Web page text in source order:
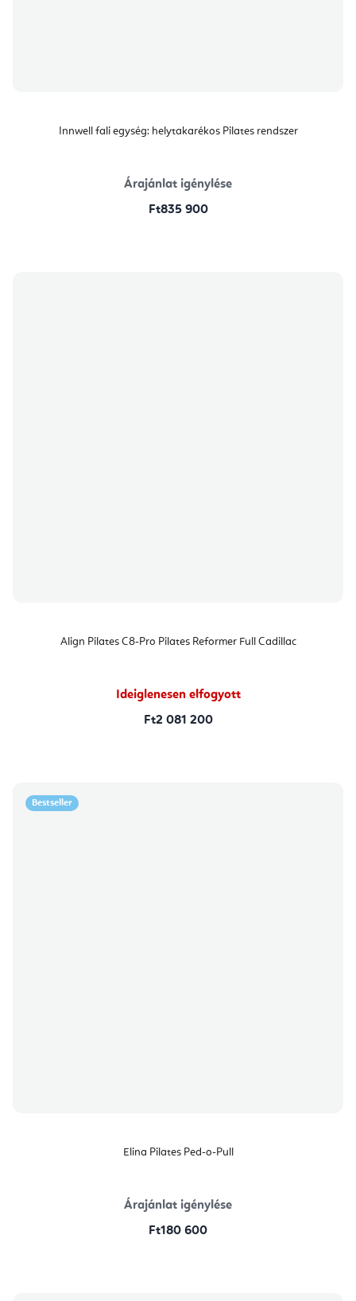
Innwell fali egység: helytakarékos Pilates rendszer
Árajánlat igénylése
Ft835 900
Align Pilates C8-Pro Pilates Reformer Full Cadillac
Ideiglenesen elfogyott
Ft2 081 200
Bestseller
Elina Pilates Ped-o-Pull
Árajánlat igénylése
Ft180 600